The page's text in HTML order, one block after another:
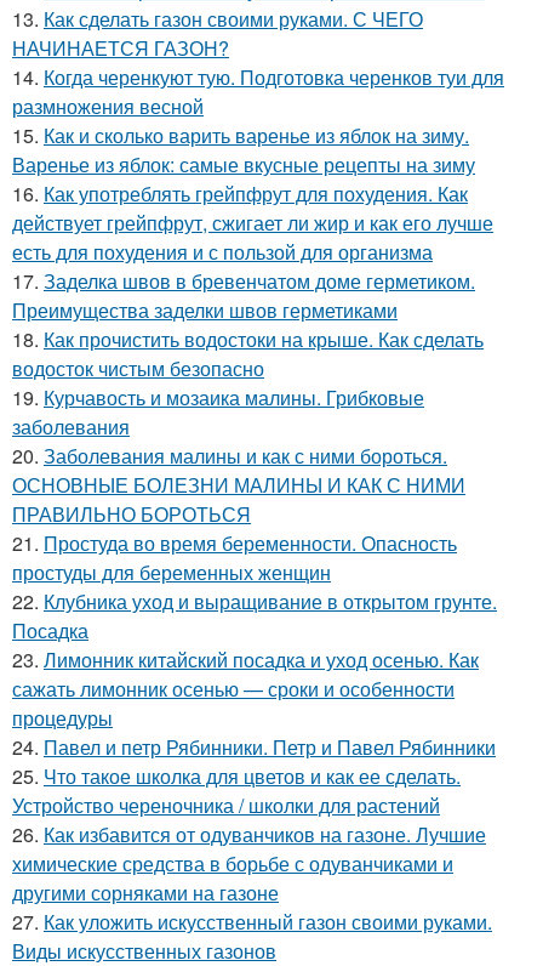
13. Как сделать газон своими руками. С ЧЕГО
НАЧИНАЕТСЯ ГАЗОН?
14. Когда черенкуют тую. Подготовка черенков туи для
размножения весной
15. Как и сколько варить варенье из яблок на зиму.
Варенье из яблок: самые вкусные рецепты на зиму
16. Как употреблять грейпфрут для похудения. Как
действует грейпфрут, сжигает ли жир и как его лучше
есть для похудения и с пользой для организма
17. Заделка швов в бревенчатом доме герметиком.
Преимущества заделки швов герметиками
18. Как прочистить водостоки на крыше. Как сделать
водосток чистым безопасно
19. Курчавость и мозаика малины. Грибковые
заболевания
20. Заболевания малины и как с ними бороться.
ОСНОВНЫЕ БОЛЕЗНИ МАЛИНЫ И КАК С НИМИ
ПРАВИЛЬНО БОРОТЬСЯ
21. Простуда во время беременности. Опасность
простуды для беременных женщин
22. Клубника уход и выращивание в открытом грунте.
Посадка
23. Лимонник китайский посадка и уход осенью. Как
сажать лимонник осенью — сроки и особенности
процедуры
24. Павел и петр Рябинники. Петр и Павел Рябинники
25. Что такое школка для цветов и как ее сделать.
Устройство череночника / школки для растений
26. Как избавится от одуванчиков на газоне. Лучшие
химические средства в борьбе с одуванчиками и
другими сорняками на газоне
27. Как уложить искусственный газон своими руками.
Виды искусственных газонов